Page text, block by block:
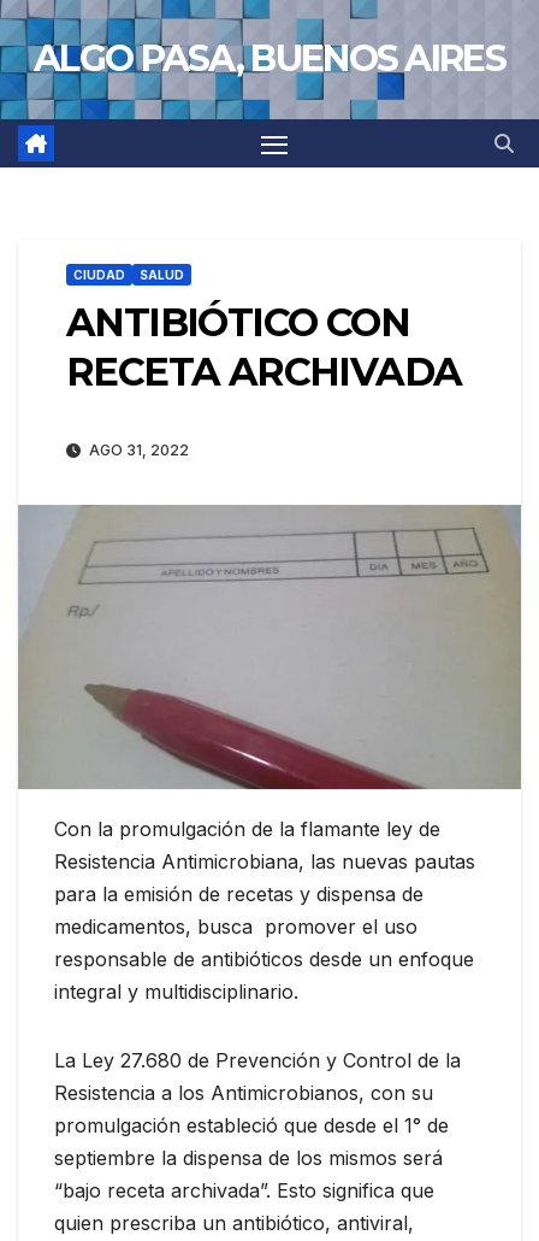
Saltar
al
contenido
ALGO PASA, BUENOS AIRES
CIUDAD SALUD
ANTIBIÓTICO CON
RECETA ARCHIVADA
AGO 31, 2022
Con la promulgación de la flamante ley de
Resistencia Antimicrobiana, las nuevas pautas
para la emisión de recetas y dispensa de
medicamentos, busca promover el uso
responsable de antibióticos desde un enfoque
integral y multidisciplinario.
La Ley 27.680 de Prevención y Control de la
Resistencia a los Antimicrobianos, con su
promulgación estableció que desde el 1° de
septiembre la dispensa de los mismos será
“bajo receta archivada”. Esto significa que
quien prescriba un antibiótico, antiviral,